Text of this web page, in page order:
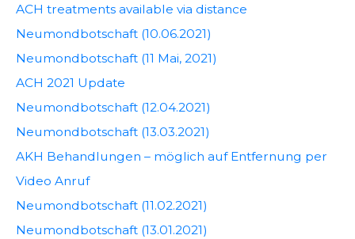
ACH treatments available via distance
Neumondbotschaft (10.06.2021)
Neumondbotschaft (11 Mai, 2021)
ACH 2021 Update
Neumondbotschaft (12.04.2021)
Neumondbotschaft (13.03.2021)
AKH Behandlungen – möglich auf Entfernung per
Video Anruf
Neumondbotschaft (11.02.2021)
Neumondbotschaft (13.01.2021)